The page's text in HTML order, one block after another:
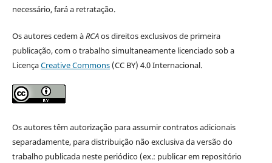
necessário, fará a retratação.
Os autores cedem àRCAos direitos exclusivos de primeira
publicação, com o trabalho simultaneamente licenciado sob a
LicençaCreative Commons(CC BY) 4.0 Internacional.
Os autores têm autorização para assumir contratos adicionais
separadamente, para distribuição não exclusiva da versão do
trabalho publicada neste periódico (ex.: publicar em repositório